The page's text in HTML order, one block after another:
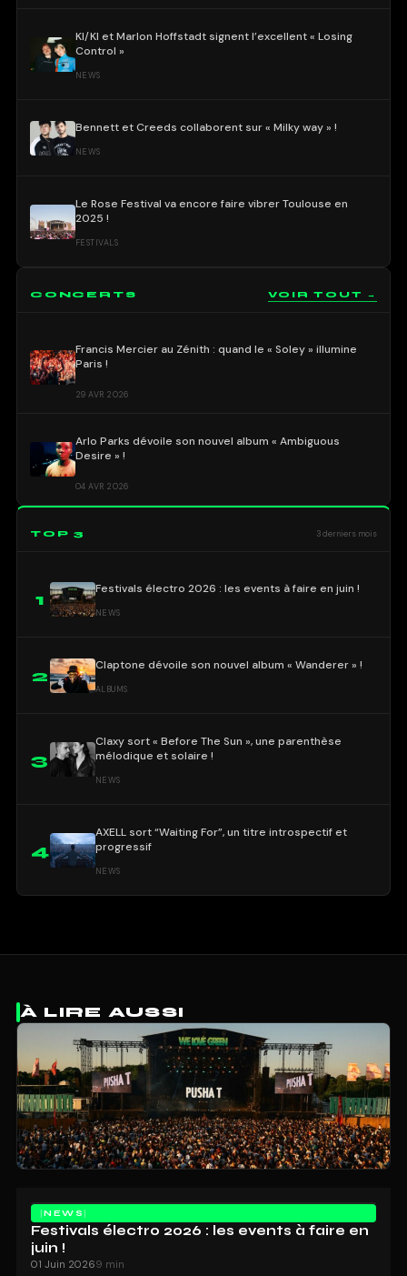
KI/KI et Marlon Hoffstadt signent l’excellent « Losing
Control »
NEWS
Bennett et Creeds collaborent sur « Milky way » !
NEWS
Le Rose Festival va encore faire vibrer Toulouse en
2025 !
FESTIVALS
CONCERTS VOIR TOUT →
Francis Mercier au Zénith : quand le « Soley » illumine
Paris !
29 AVR 2026
Arlo Parks dévoile son nouvel album « Ambiguous
Desire » !
04 AVR 2026
TOP 3 3 derniers mois
1
Festivals électro 2026 : les events à faire en juin !
NEWS
2
Claptone dévoile son nouvel album « Wanderer » !
ALBUMS
3
Claxy sort « Before The Sun », une parenthèse
mélodique et solaire !
NEWS
4
AXELL sort “Waiting For”, un titre introspectif et
progressif
NEWS
À LIRE AUSSI
NEWS
Festivals électro 2026 : les events à faire en
juin !
01 Juin 20269 min